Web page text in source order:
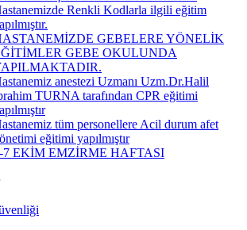
Renkli Kodlarla ilgili eğitim
GEBELERE YÖNELİK
GEBE OKULUNDA
anestezi Uzmanı Uzm.Dr.Halil
TURNA tarafından CPR eğitimi
tüm personellere Acil durum afet
eğitimi yapılmıştır
7 EKİM EMZİRME HAFTASI